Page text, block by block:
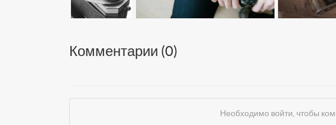
Комментарии (0)
Необходимо войти, чтобы